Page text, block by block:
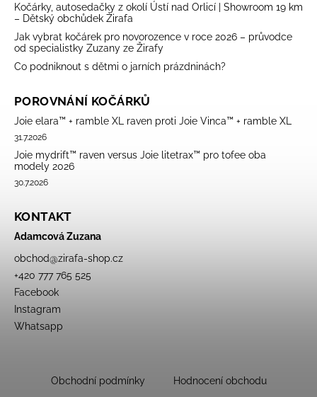
Kočárky, autosedačky z okolí Ústí nad Orlicí | Showroom 19 km
– Dětský obchůdek Žirafa
Jak vybrat kočárek pro novorozence v roce 2026 – průvodce
od specialistky Zuzany ze Žirafy
Co podniknout s dětmi o jarních prázdninách?
POROVNÁNÍ KOČÁRKŮ
Joie elara™ + ramble XL raven proti Joie Vinca™ + ramble XL
31.7.2026
Joie mydrift™ raven versus Joie litetrax™ pro tofee oba
modely 2026
30.7.2026
KONTAKT
Adamcová Zuzana
obchod@zirafa-shop.cz
+420 777 765 525
Facebook
Instagram
Whatsapp
Obchodní podmínky Hodnocení obchodu